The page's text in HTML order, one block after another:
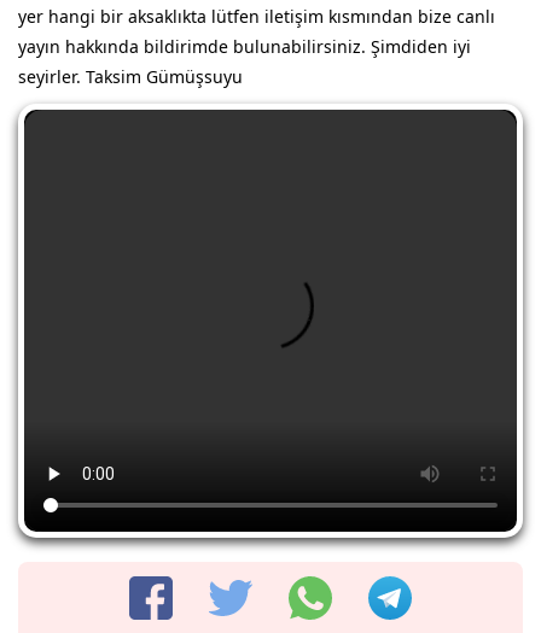
yer hangi bir aksaklıkta lütfen iletişim kısmından bize canlı
yayın hakkında bildirimde bulunabilirsiniz. Şimdiden iyi
seyirler. Taksim Gümüşsuyu